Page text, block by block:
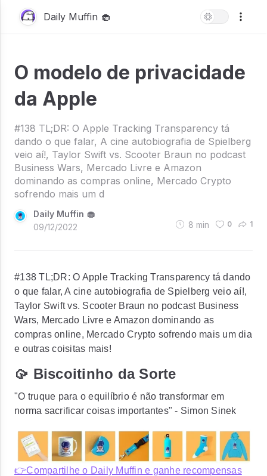
Daily Muffin 🧁
O modelo de privacidade
da Apple
#138 TL;DR: O Apple Tracking Transparency tá
dando o que falar, A cine autobiografia de Spielberg
veio aí!, Taylor Swift vs. Scooter Braun no podcast
Business Wars, Mercado Livre e Amazon
dominando as compras online, Mercado Crypto
sofrendo mais um d
Daily Muffin 🧁
09/12/2022
8 min 0 1
#138 TL;DR: O Apple Tracking Transparency tá dando
o que falar, A cine autobiografia de Spielberg veio aí!,
Taylor Swift vs. Scooter Braun no podcast Business
Wars, Mercado Livre e Amazon dominando as
compras online, Mercado Crypto sofrendo mais um dia
e outras coisitas mais!
🥠 Biscoitinho da Sorte
"O truque para o equilíbrio é não transformar em
norma sacrificar coisas importantes" - Simon Sinek
👉Compartilhe o Daily Muffin e ganhe recompensas